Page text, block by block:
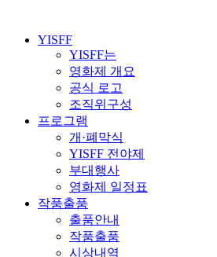
YISFF
YISFF는
영화제 개요
공식 로고
조직위구성
프로그램
개·폐막식
YISFF 전야제
부대행사
영화제 일정표
작품출품
출품안내
작품출품
시상내역